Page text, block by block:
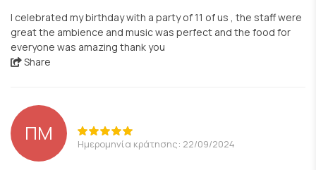
I celebrated my birthday with a party of 11 of us , the staff were
great the ambience and music was perfect and the food for
everyone was amazing thank you
Share
ΠΜ Ημερομηνία κράτησης: 22/09/2024